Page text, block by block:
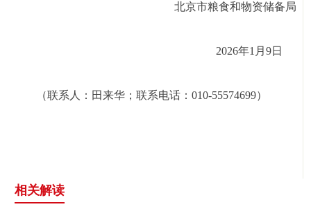
北京市粮食和物资储备局
2026年1月9日
（联系人：田来华；联系电话：010-55574699）
相关解读